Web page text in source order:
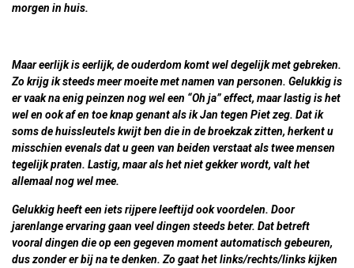
morgen in huis.
Maar eerlijk is eerlijk, de ouderdom komt wel degelijk met gebreken.
Zo krijg ik steeds meer moeite met namen van personen. Gelukkig is
er vaak na enig peinzen nog wel een “Oh ja” effect, maar lastig is het
wel en ook af en toe knap genant als ik Jan tegen Piet zeg. Dat ik
soms de huissleutels kwijt ben die in de broekzak zitten, herkent u
misschien evenals dat u geen van beiden verstaat als twee mensen
tegelijk praten. Lastig, maar als het niet gekker wordt, valt het
allemaal nog wel mee.
Gelukkig heeft een iets rijpere leeftijd ook voordelen. Door
jarenlange ervaring gaan veel dingen steeds beter. Dat betreft
vooral dingen die op een gegeven moment automatisch gebeuren,
dus zonder er bij na te denken. Zo gaat het links/rechts/links kijken